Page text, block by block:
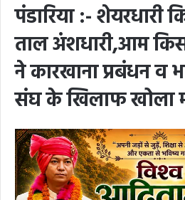
पंडारिया :- शेयरधारी
ताल अंशधारी,आम
ने कारखाना प्रबंधन व
संघ के खिलाफ खोला